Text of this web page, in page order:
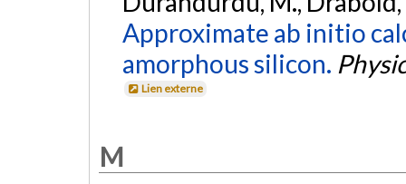
Approximate ab initio
amorphous silicon.
Lien externe
M